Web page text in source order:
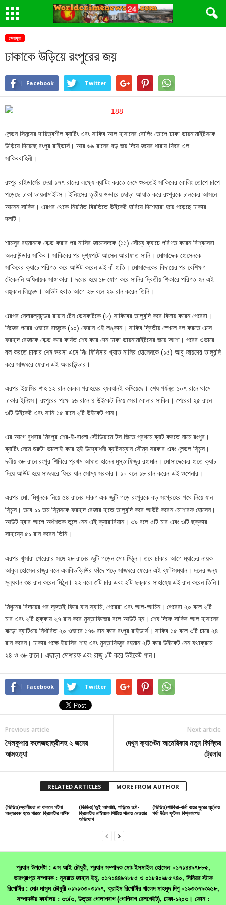
খেলাধূলা
ঢাকাকে উড়িয়ে রংপুরের জয়
Facebook Twitter
লেন্ডন সিমন্সের দায়িত্বশীল ব্যাটিং এবং সাকিব আল হাসানের বোলিং তোপে ঢাকা ডায়নামাইটসকে
উড়িয়ে দিয়েছে রংপুর রাইডার্স। আর ৬৯ রানের বড় জয় দিয়ে জয়ের ধারায় ফিরে এল
সাকিববাহিনী।
রংপুর রাইডার্সের দেয়া ১৭৭ রানের লক্ষ্যে ব্যাটিং করতে নেমে শুরুতেই সাকিবের বোলিং তোপে চাপে
পড়েছে ঢাকা ডায়নামাইটস। ইনিংসের তৃতীয় ওভারে জোড়া আঘাত করে রংপুরকে চালকের আসনে
আনেন সাকিব। এরপর থেকে নিয়মিত বিরতিতে উইকেট হারিয়ে দিশেহারা হয়ে পড়েছে ঢাকার
দলটি।
শামসুর রহমানকে বোল্ড করার পর নাসির জামসেদকে (১১) সৌম্য ক্যাচে পরিণত করেন বিশ্বসেরা
অলরাউন্ডার সাকিব। সাকিবের পর দৃশ্যপটে আসেন আরাফাত সানি। মোসাদ্দেক হোসেনকে
সাকিবের ক্যাচে পরিণত করে আউট করেন এই বাঁ হাতি। মোসাদ্দেকের বিদায়ের পর বেশিক্ষণ
টেকেননি অধিনায়ক সাঙ্গাকারা। দলের হয়ে ১৮ যোগ করে সানির দ্বিতীয় শিকারে পরিণত হন এই
লঙ্কান লিজেন্ড। আউট হবাত আগে ২৮ বলে ২৯ রান করেন তিনি।
এরপর নেদারল্যান্ডের রায়ান টেন ডেসকাটকে (৮) সাকিবের তালুবন্দি করে বিদায় করেন পেরেরা।
নিজের পরের ওভারে রাজুকে (১০) ফেরান এই লঙ্কান। সাকিব দ্বিতীয় স্পেলে বল করতে এসে
ফরহাদ রেজাকে বোল্ড করে কার্যত শেষ করে দেন ঢাকা ডায়নামাইটসের জয়ে আশা। পরের ওভারে
বল করতে ঢাকার শেষ ভরসা এসে মিঃ ফিনিসার খ্যাত নাসির হোসেনকে (১৫) আবু জায়দের তালুবন্দি
করে সাজঘরে ফেরান এই অলরাউন্ডার।
এরপর ইয়াসির শাহ ১২ রান কেবল পরাহয়ের ব্যবধানই কমিয়েছে। শেষ পর্যন্ত ১০৭ রানে থামে
ঢাকার ইনিংস। রংপুরের পক্ষে ১৬ রানে ৪ উইকেট নিয়ে সেরা বোলার সাকিব। পেরেরা ২৫ রানে
৩টি উইকেট এবং সানি ১৫ রানে ২টি উইকেট পান।
এর আগে বুধবার মিরপুর শের-ই-বাংলা স্টেডিয়ামে টস জিতে প্রথমে ব্যাট করতে নামে রংপুর।
ব্যাটিং নেমে শুরুটা ভালোই করে দুই উদ্বোধনী ব্যাটসম্যান সৌম্য সরকার এবং লেন্ডল সিমন্স।
দলীয় ৩৮ রানে রংপুর শিবিরে প্রথম আঘাত হানেন মুস্তাফিজুর রহামান। মোসাদ্দেকের হাতে ক্যাচ
দিয়ে আউট হয়ে সাজঘরে ফিরে যান সৌম্য সরকার। ১০ বলে ১৮ রান করেন এই ওপেনার।
এরপর মো. মিথুনকে নিয়ে ৫৪ রানের দারুণ এক জুটি গড়ে রংপুরকে বড় সংগ্রহের পথে নিয়ে যান
সিমন্স। তবে ১১ তম সিমন্সকে ফরহাদ রেজার হাতে তালুবন্দি করে আউট করেন মোশারফ হোসেন।
আউট হবার আগে অর্ধশতক তুলে নেন এই ক্যারাবিয়ান। ৩৯ বলে ৫টি চার এবং ৩টি ছক্কার
সাহায্যে ৫১ রান করেন তিনি।
এরপর থুসারা পেরেরার সঙ্গে ২৮ রানের জুটি গড়েন মোঃ মিঠুন। তবে ঢাকার আগে ম্যাচের নায়ক
আবুল হোসেন রাজুর বলে এলবিডব্লিউর ফাঁদে পড়ে সাজঘরে ফেরেন এই ব্যাটসম্যান। দলের জন্য
মূল্যবান ৩৪ রান করেন মিঠুন। ২২ বলে ৩টি চার এবং ২টি ছক্কার সাহায্যে এই রান করেন তিনি।
মিথুনের বিদায়ের পর দ্রুতই ফিরে যান স্যামি, পেরেরা এবং আল-আমিন। পেরেরা ২০ বলে ২টি
চার এবং ২টি ছক্কায় ২৭ রান করে মুস্তাফিজের বলে আউট হন। শেষ দিকে সাকিব আল হাসানের
ঝড়ো ব্যাটিংয়ে নির্ধারিত ২০ ওভারে ১৭৬ রান করে রংপুর রাইডার্স। সাকিব ১৫ বলে ৩টি চারে ২৪
রান করেন। ঢাকার পক্ষে ইয়াসির শাহ এবং মুস্তাফিজুর রহমান ২টি করে উইকেট নেন যথাক্রমে
২৪ ও ৩৮ রানে। এছাড়া মোশারফ এবং রাজু ১টি করে উইকেট পান।
Facebook Twitter
Previous article
শৈলকুপায় কলেজছাত্রীসহ ২ জনের
আত্মহত্যা
Next article
দেখুন ক্যাপ্টেন আমেরিকার নতুন কিস্তির
ট্রেলার
RELATED ARTICLES MORE FROM AUTHOR
(ভিডিও)স্থানীয়রা না থাকলে ঘটনা
অন্যরকম হতে পারত: ক্রিকেটার নাঈম
(ভিডিও)‘তুই আসামি, গাড়িতে ওঠ’-
ক্রিকেটার নাঈমকে পিটিয়ে থানায় নেওয়ার
অভিযোগ
(ভিডিও)শাকিরা-বার্না বয়ের সুরের মূর্ছনায়
পর্দা উঠল ফুটবল বিশ্বকাপের
প্রধান উপদেষ্টা : এস আই চৌধুরী, প্রধান সম্পাদক মোঃ ইসমাইল হোসেন ০১৭১৪৪৯৭৮৮৫,
ভারপ্রাপ্ত সম্পাদক : নূসরাত জাহান ইমু, ০১৭১৪৪৯৭৮৮৫ ও ০১৮৪০৬৮৫৭৪০, সিনিয়র স্টাফ
রিপোর্টার : মোঃ মাসুম চৌধুরী ০১৯১৩৩০৩১৯৭, ক্রাইম রিপোর্টার খালেদ মাহমুদ দিপু ০১৯৩৩৭৯৩৯১৮,
সম্পাদকীয় কার্যালয় : ৩৩/৩, উত্তর গোলাপবাগ (গোপিবাগ রেলগেইট), ঢাকা-১২০৩। ফোন :